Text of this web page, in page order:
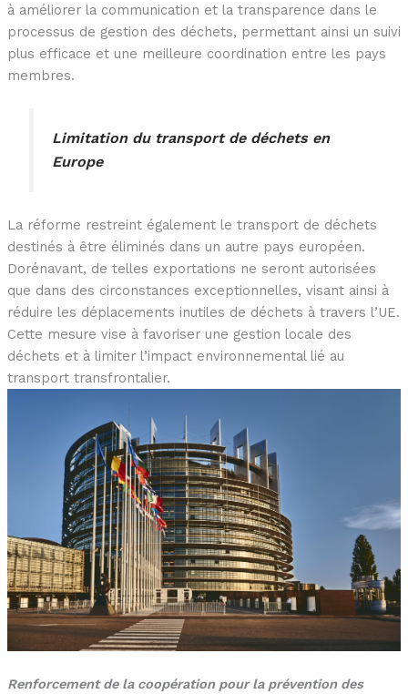
à améliorer la communication et la transparence dans le
processus de gestion des déchets, permettant ainsi un suivi
plus efficace et une meilleure coordination entre les pays
membres.
Limitation du transport de déchets en
Europe
La réforme restreint également le transport de déchets
destinés à être éliminés dans un autre pays européen.
Dorénavant, de telles exportations ne seront autorisées
que dans des circonstances exceptionnelles, visant ainsi à
réduire les déplacements inutiles de déchets à travers l’UE.
Cette mesure vise à favoriser une gestion locale des
déchets et à limiter l’impact environnemental lié au
transport transfrontalier.
Renforcement de la coopération pour la prévention des